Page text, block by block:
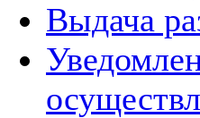
Выдача